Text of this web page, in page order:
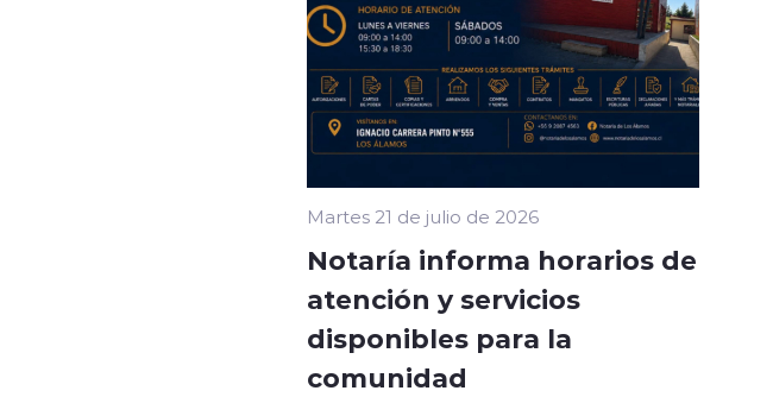
Martes 21 de julio de 2026
Notaría informa horarios de
atención y servicios
disponibles para la
comunidad